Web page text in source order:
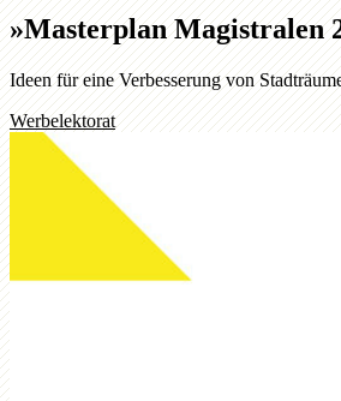
»Masterplan Magistralen
Ideen für eine Verbesserung von
Werbelektorat